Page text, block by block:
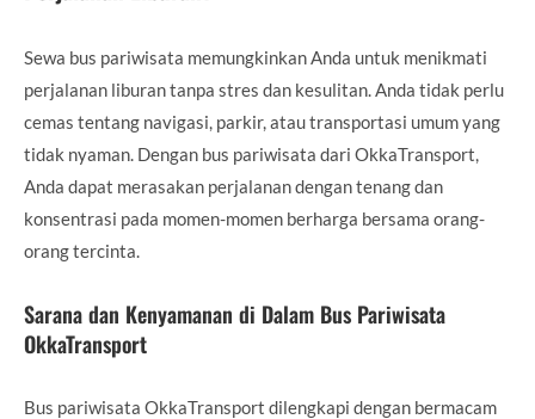
Sewa bus pariwisata memungkinkan Anda untuk menikmati
perjalanan liburan tanpa stres dan kesulitan. Anda tidak perlu
cemas tentang navigasi, parkir, atau transportasi umum yang
tidak nyaman. Dengan bus pariwisata dari OkkaTransport,
Anda dapat merasakan perjalanan dengan tenang dan
konsentrasi pada momen-momen berharga bersama orang-
orang tercinta.
Sarana dan Kenyamanan di Dalam Bus Pariwisata
OkkaTransport
Bus pariwisata OkkaTransport dilengkapi dengan bermacam